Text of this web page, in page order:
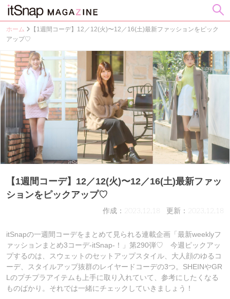
ホーム
【1週間コーデ】12／12(火)〜12／16(土)最新ファッションをピック
アップ♡
【1週間コーデ】12／12(火)〜12／16(土)最新ファッ
ションをピックアップ♡
作成：2023.12.18 更新：2023.12.18
itSnapの一週間コーデをまとめて見られる連載企画「最新weeklyフ
ァッションまとめ3コーデ-itSnap-！」第290弾♡ 今週ピックアッ
プするのは、スウェットのセットアップスタイル、大人顔のゆるコ
ーデ、スタイルアップ抜群のレイヤードコーデの3つ。SHEINやGR
Lのプチプラアイテムも上手に取り入れていて、参考にしたくなる
ものばかり。それでは一緒にチェックしていきましょう！